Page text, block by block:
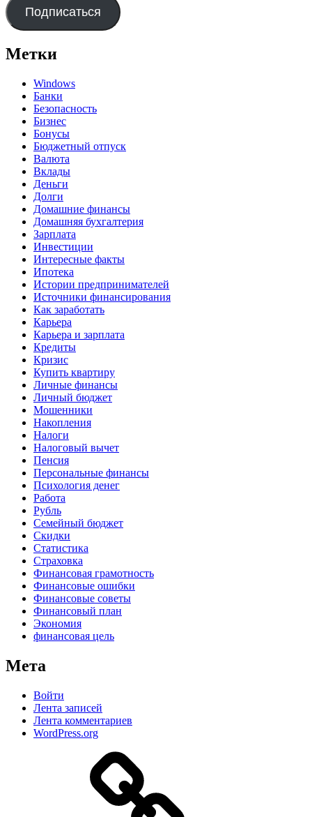
Подписаться
Метки
Windows
Банки
Безопасность
Бизнес
Бонусы
Бюджетный отпуск
Валюта
Вклады
Деньги
Долги
Домашние финансы
Домашняя бухгалтерия
Зарплата
Инвестиции
Интересные факты
Ипотека
Истории предпринимателей
Источники финансирования
Как заработать
Карьера
Карьера и зарплата
Кредиты
Кризис
Купить квартиру
Личные финансы
Личный бюджет
Мошенники
Накопления
Налоги
Налоговый вычет
Пенсия
Персональные финансы
Психология денег
Работа
Рубль
Семейный бюджет
Скидки
Статистика
Страховка
Финансовая грамотность
Финансовые ошибки
Финансовые советы
Финансовый план
Экономия
финансовая цель
Мета
Войти
Лента записей
Лента комментариев
WordPress.org